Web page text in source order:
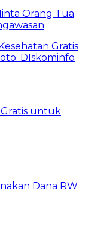
Orang Tua
untuk
Dana RW